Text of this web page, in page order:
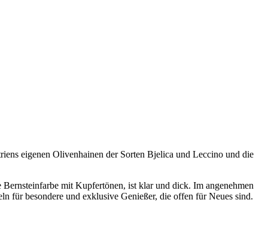
eigenen Olivenhainen der Sorten Bjelica und Leccino und die
mit Kupfertönen, ist klar und dick. Im angenehmen
für besondere und exklusive Genießer, die offen für Neues sind.